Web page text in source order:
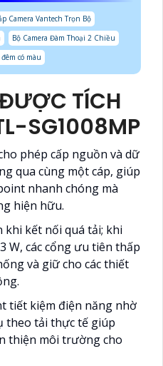
Camera Vantech Trọn Bộ
Bộ Camera Đàm Thoại 2 Chiều
có màu
TÍCH
SG1008MP
phép cấp nguồn và dữ
qua cùng một cáp, giúp
nhanh chóng mà
hiện hữu.
khi kết nối quá tải; khi
W, các cổng ưu tiên thấp
và giữ cho các thiết
tiết kiệm điện năng nhờ
theo tải thực tế giúp
thiện môi trường cho